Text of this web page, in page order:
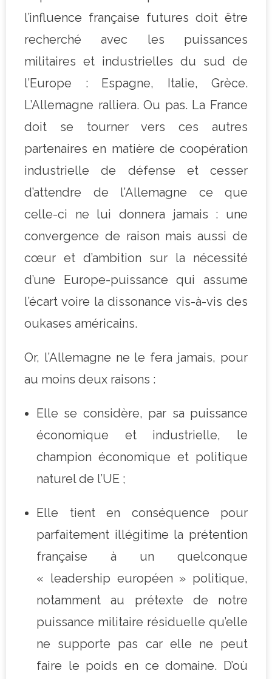
l’influence française futures doit être
recherché avec les puissances
militaires et industrielles du sud de
l’Europe : Espagne, Italie, Grèce.
L’Allemagne ralliera. Ou pas. La France
doit se tourner vers ces autres
partenaires en matière de coopération
industrielle de défense et cesser
d’attendre de l’Allemagne ce que
celle-ci ne lui donnera jamais : une
convergence de raison mais aussi de
cœur et d’ambition sur la nécessité
d’une Europe-puissance qui assume
l’écart voire la dissonance vis-à-vis des
oukases américains.
Or, l’Allemagne ne le fera jamais, pour
au moins deux raisons :
Elle se considère, par sa puissance
économique et industrielle, le
champion économique et politique
naturel de l’UE ;
Elle tient en conséquence pour
parfaitement illégitime la prétention
française à un quelconque
« leadership européen » politique,
notamment au prétexte de notre
puissance militaire résiduelle qu’elle
ne supporte pas car elle ne peut
faire le poids en ce domaine. D’où